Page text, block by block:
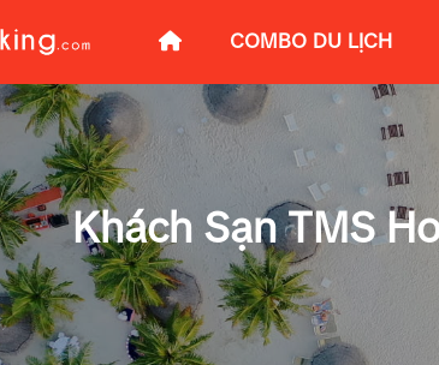
COMBO DU LỊCH
Khách Sạn TMS